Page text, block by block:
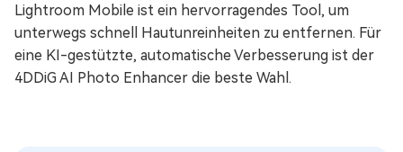
Lightroom Mobile ist ein hervorragendes Tool, um
unterwegs schnell Hautunreinheiten zu entfernen. Für
eine KI-gestützte, automatische Verbesserung ist der
4DDiG AI Photo Enhancer die beste Wahl.